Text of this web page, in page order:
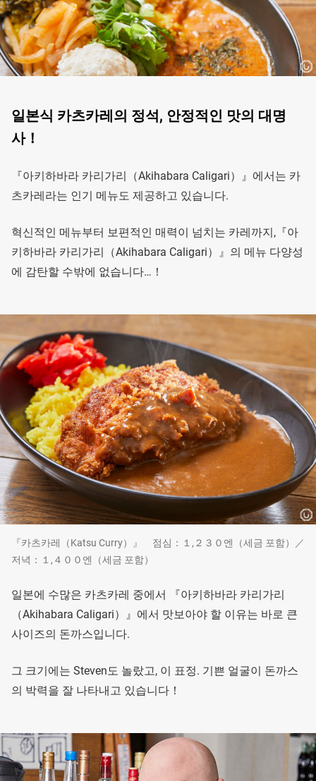
일본식 카츠카레의 정석, 안정적인 맛의 대명
사！
『아키하바라 카리가리（Akihabara Caligari）』에서는 카
츠카레라는 인기 메뉴도 제공하고 있습니다.
혁신적인 메뉴부터 보편적인 매력이 넘치는 카레까지,『아
키하바라 카리가리（Akihabara Caligari）』의 메뉴 다양성
에 감탄할 수밖에 없습니다…！
『카츠카레（Katsu Curry）』 점심：１,２３０엔（세금 포함）／
저녁：１,４００엔（세금 포함）
일본에 수많은 카츠카레 중에서 『아키하바라 카리가리
（Akihabara Caligari）』에서 맛보아야 할 이유는 바로 큰
사이즈의 돈까스입니다.
그 크기에는 Steven도 놀랐고, 이 표정. 기쁜 얼굴이 돈까스
의 박력을 잘 나타내고 있습니다！